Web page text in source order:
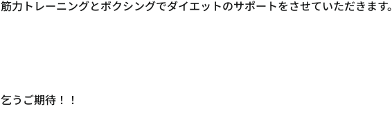
筋力トレーニングとボクシングでダイエットのサポートをさせていただきます。
乞うご期待！！